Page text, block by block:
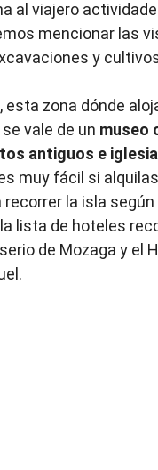
al viajero
mencionar las
y
esta zona dónde
vale de un museo
antiguos e
muy fácil si
la isla
lista de hoteles
de Mozaga y el